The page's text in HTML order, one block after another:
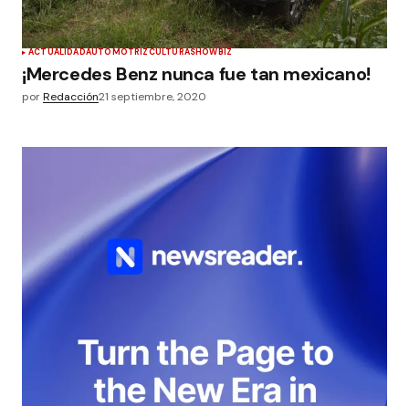
ACTUALIDADAUTOMOTRIZCULTURASHOWBIZ
¡Mercedes Benz nunca fue tan mexicano!
porRedacción21 septiembre, 2020